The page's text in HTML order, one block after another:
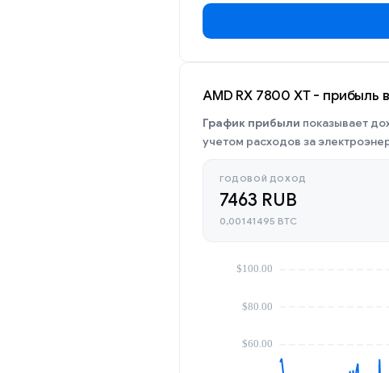
AMD RX 7800 XT - прибыль
График прибыли показывает
учетом расходов за
ГОДОВОЙ ДОХОД
7463 RUB
0,00141495 BTC